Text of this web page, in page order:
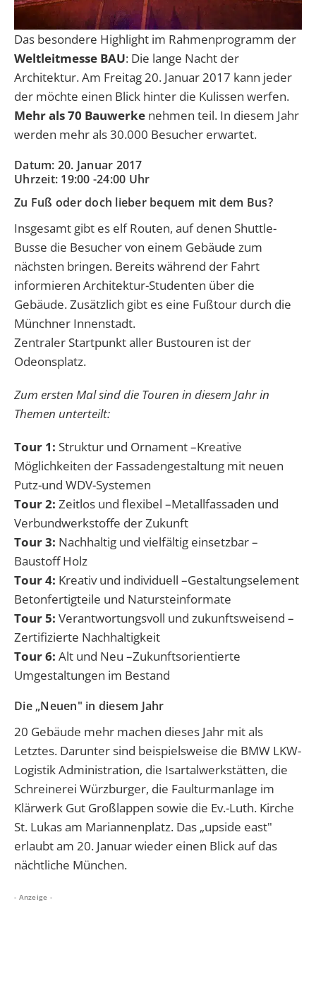
Das besondere Highlight im Rahmenprogramm der
Weltleitmesse BAU: Die lange Nacht der
Architektur. Am Freitag 20. Januar 2017 kann jeder
der möchte einen Blick hinter die Kulissen werfen.
Mehr als 70 Bauwerke nehmen teil. In diesem Jahr
werden mehr als 30.000 Besucher erwartet.
Datum: 20. Januar 2017
Uhrzeit: 19:00 -24:00 Uhr
Zu Fuß oder doch lieber bequem mit dem Bus?
Insgesamt gibt es elf Routen, auf denen Shuttle-
Busse die Besucher von einem Gebäude zum
nächsten bringen. Bereits während der Fahrt
informieren Architektur-Studenten über die
Gebäude. Zusätzlich gibt es eine Fußtour durch die
Münchner Innenstadt.
Zentraler Startpunkt aller Bustouren ist der
Odeonsplatz.
Zum ersten Mal sind die Touren in diesem Jahr in
Themen unterteilt:
Tour 1: Struktur und Ornament –Kreative
Möglichkeiten der Fassadengestaltung mit neuen
Putz-und WDV-Systemen
Tour 2: Zeitlos und flexibel –Metallfassaden und
Verbundwerkstoffe der Zukunft
Tour 3: Nachhaltig und vielfältig einsetzbar –
Baustoff Holz
Tour 4: Kreativ und individuell –Gestaltungselement
Betonfertigteile und Natursteinformate
Tour 5: Verantwortungsvoll und zukunftsweisend –
Zertifizierte Nachhaltigkeit
Tour 6: Alt und Neu –Zukunftsorientierte
Umgestaltungen im Bestand
Die „Neuen" in diesem Jahr
20 Gebäude mehr machen dieses Jahr mit als
Letztes. Darunter sind beispielsweise die BMW LKW-
Logistik Administration, die Isartalwerkstätten, die
Schreinerei Würzburger, die Faulturmanlage im
Klärwerk Gut Großlappen sowie die Ev.-Luth. Kirche
St. Lukas am Mariannenplatz. Das „upside east"
erlaubt am 20. Januar wieder einen Blick auf das
nächtliche München.
- Anzeige -